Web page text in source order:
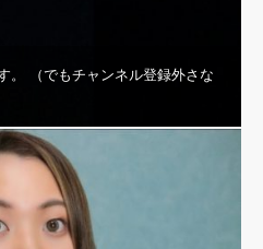
。 （でもチャンネル登録外さな